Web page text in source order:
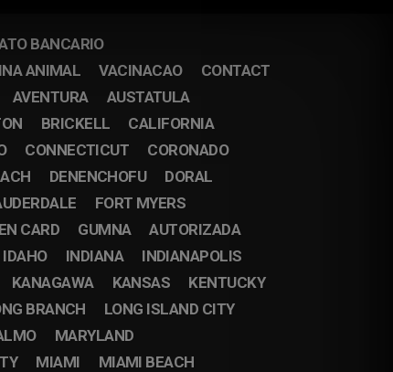
BANCARIO
ANIMAL VACINACAO
CONTACT
AVENTURA
AUSTATULA
BRICKELL
CALIFORNIA
CONNECTICUT
CORONADO
DENENCHOFU
DORAL
FORT MYERS
CARD GUMNA
AUTORIZADA
IDAHO INDIANA
INDIANAPOLIS
KANAGAWA KANSAS
KENTUCKY
BRANCH
LONG ISLAND CITY
MARYLAND
MIAMI
MIAMI BEACH